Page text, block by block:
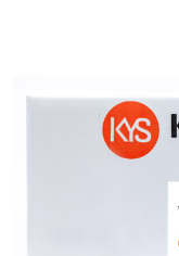
İLETİŞİM